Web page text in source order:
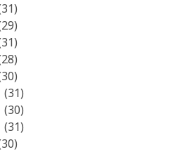
(31)
(30)
(31)